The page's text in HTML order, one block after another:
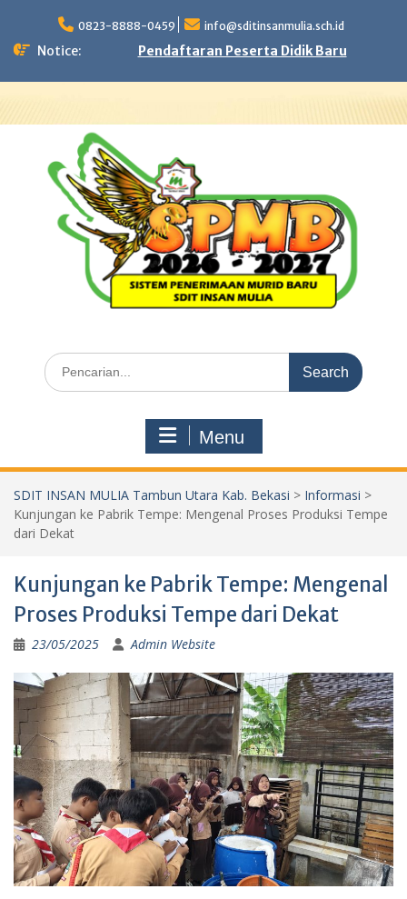
content
0823-8888-0459 info@sditinsanmulia.sch.id
Notice: Pendaftaran Peserta Didik Baru
Search
for:
Menu
SDIT INSAN MULIA Tambun Utara Kab. Bekasi > Informasi >
Kunjungan ke Pabrik Tempe: Mengenal Proses Produksi Tempe
dari Dekat
Kunjungan ke Pabrik Tempe: Mengenal
Proses Produksi Tempe dari Dekat
23/05/2025 Admin Website